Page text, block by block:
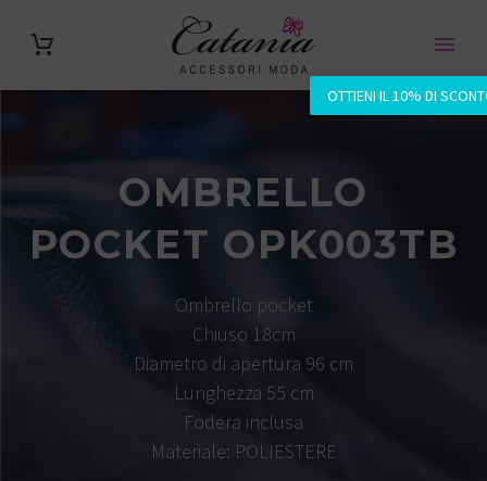
OTTIENI IL 10% DI
OMBRELLO
POCKET OPK003TB
Ombrello pocket
Chiuso 18cm
Diametro di apertura 96 cm
Lunghezza 55 cm
Fodera inclusa
Materiale: POLIESTERE